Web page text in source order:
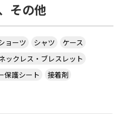
その他
ョーツ シャツ
ケース
ックレス・ブレスレット
保護シート
接着剤